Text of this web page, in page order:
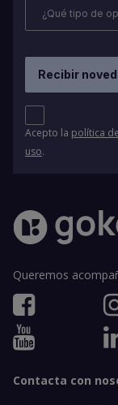
Acepto la política
uso.
Queremos
Contacta con